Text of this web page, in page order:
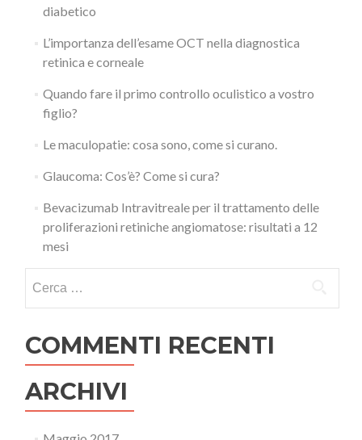
diabetico
L’importanza dell’esame OCT nella diagnostica
retinica e corneale
Quando fare il primo controllo oculistico a vostro
figlio?
Le maculopatie: cosa sono, come si curano.
Glaucoma: Cos’è? Come si cura?
Bevacizumab Intravitreale per il trattamento delle
proliferazioni retiniche angiomatose: risultati a 12
mesi
COMMENTI RECENTI
ARCHIVI